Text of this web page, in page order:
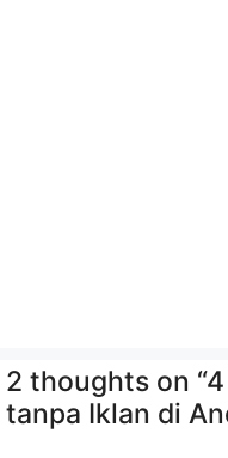
2 thoughts on
tanpa Iklan di